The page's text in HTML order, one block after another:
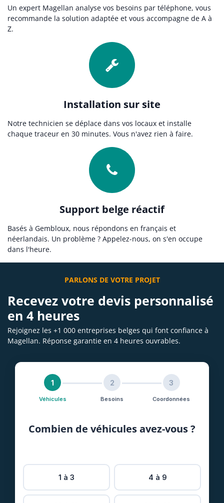
Un expert Magellan analyse vos besoins par téléphone, vous
recommande la solution adaptée et vous accompagne de A à
Z.
Installation sur site
Notre technicien se déplace dans vos locaux et installe
chaque traceur en 30 minutes. Vous n'avez rien à faire.
Support belge réactif
Basés à Gembloux, nous répondons en français et
néerlandais. Un problème ? Appelez-nous, on s'en occupe
dans l'heure.
PARLONS DE VOTRE PROJET
Recevez votre devis personnalisé
en 4 heures
Rejoignez les +1 000 entreprises belges qui font confiance à
Magellan. Réponse garantie en 4 heures ouvrables.
1
Véhicules
2
Besoins
3
Coordonnées
Combien de véhicules avez-vous ?
1 à 3 4 à 9